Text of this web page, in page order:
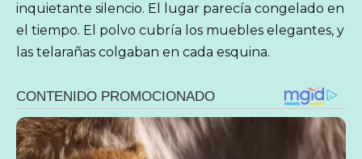
inquietante silencio. El lugar parecía congelado en
el tiempo. El polvo cubría los muebles elegantes, y
las telarañas colgaban en cada esquina.